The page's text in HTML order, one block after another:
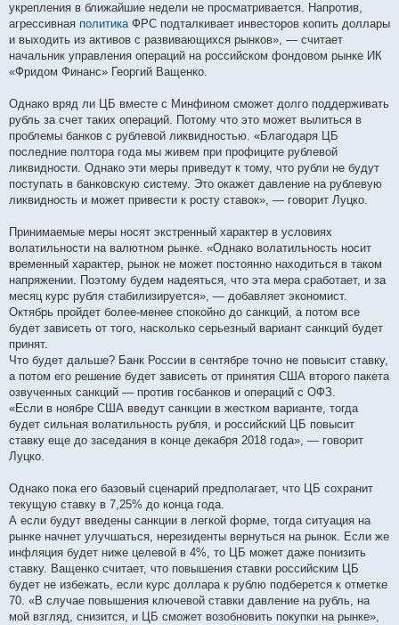
укрепления в ближайшие недели не просматривается. Напротив,
агрессивная политикаФРС подталкивает инвесторов копить доллары
и выходить из активов с развивающихся рынков», — считает
начальник управления операций на российском фондовом рынке ИК
«Фридом Финанс» Георгий Ващенко.
Однако вряд ли ЦБ вместе с Минфином сможет долго поддерживать
рубль за счет таких операций. Потому что это может вылиться в
проблемы банков с рублевой ликвидностью. «Благодаря ЦБ
последние полтора года мы живем при профиците рублевой
ликвидности. Однако эти меры приведут к тому, что рубли не будут
поступать в банковскую систему. Это окажет давление на рублевую
ликвидность и может привести к росту ставок», — говорит Луцко.
Принимаемые меры носят экстренный характер в условиях
волатильности на валютном рынке. «Однако волатильность носит
временный характер, рынок не может постоянно находиться в таком
напряжении. Поэтому будем надеяться, что эта мера сработает, и за
месяц курс рубля стабилизируется», — добавляет экономист.
Октябрь пройдет более-менее спокойно до санкций, а потом все
будет зависеть от того, насколько серьезный вариант санкций будет
принят.
Что будет дальше? Банк России в сентябре точно не повысит ставку,
а потом его решение будет зависеть от принятия США второго пакета
озвученных санкций — против госбанков и операций с ОФЗ.
«Если в ноябре США введут санкции в жестком варианте, тогда
будет сильная волатильность рубля, и российский ЦБ повысит
ставку еще до заседания в конце декабря 2018 года», — говорит
Луцко.
Однако пока его базовый сценарий предполагает, что ЦБ сохранит
текущую ставку в 7,25% до конца года.
А если будут введены санкции в легкой форме, тогда ситуация на
рынке начнет улучшаться, нерезиденты вернуться на рынок. Если же
инфляция будет ниже целевой в 4%, то ЦБ может даже понизить
ставку. Ващенко считает, что повышения ставки российским ЦБ
будет не избежать, если курс доллара к рублю подберется к отметке
70. «В случае повышения ключевой ставки давление на рубль, на
мой взгляд, снизится, и ЦБ сможет возобновить покупки на рынке»,